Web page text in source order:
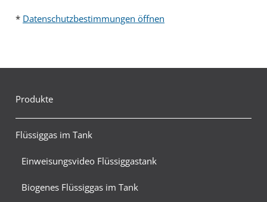
* Datenschutzbestimmungen öffnen
Produkte
Flüssiggas im Tank
Einweisungsvideo Flüssiggastank
Biogenes Flüssiggas im Tank